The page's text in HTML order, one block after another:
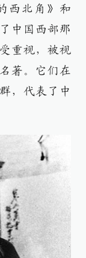
西北角》和
中国西部那
重视，被视
著。它们在
，代表了中